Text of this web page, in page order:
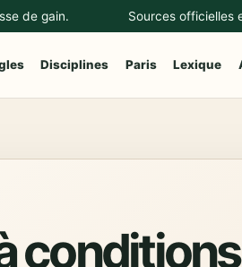
de gain. Sources officielles
Disciplines Paris Lexique